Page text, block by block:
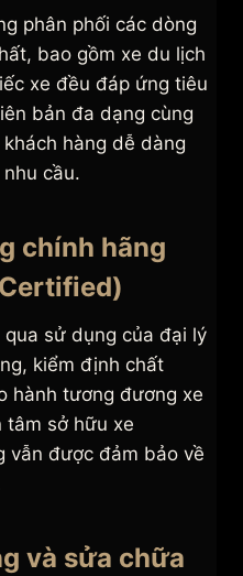
phân phối các dòng
bao gồm xe du lịch
xe đều đáp ứng tiêu
bản đa dạng cùng
hàng dễ dàng
cầu.
chính hãng
sử dụng của đại lý
kiểm định chất
hành tương đương xe
tâm sở hữu xe
vẫn được đảm bảo về
và sửa chữa